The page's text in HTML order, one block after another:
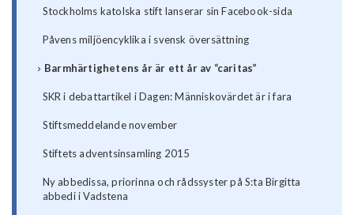
Stockholms katolska stift lanserar sin Facebook-sida
Påvens miljöencyklika i svensk översättning
Barmhärtighetens år är ett år av “caritas”
SKR i debattartikel i Dagen: Människovärdet är i fara
Stiftsmeddelande november
Stiftets adventsinsamling 2015
Ny abbedissa, priorinna och rådssyster på S:ta Birgitta
abbedi i Vadstena